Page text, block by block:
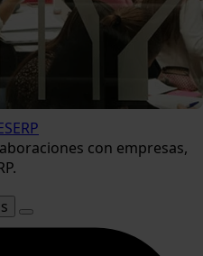
con empresas,